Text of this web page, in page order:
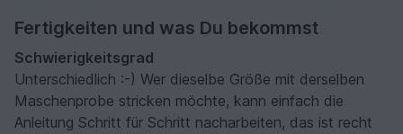
Fertigkeiten und was Du bekommst
Schwierigkeitsgrad
Unterschiedlich :-) Wer dieselbe Größe mit derselben
Maschenprobe stricken möchte, kann einfach die
Anleitung Schritt für Schritt nacharbeiten, das ist recht